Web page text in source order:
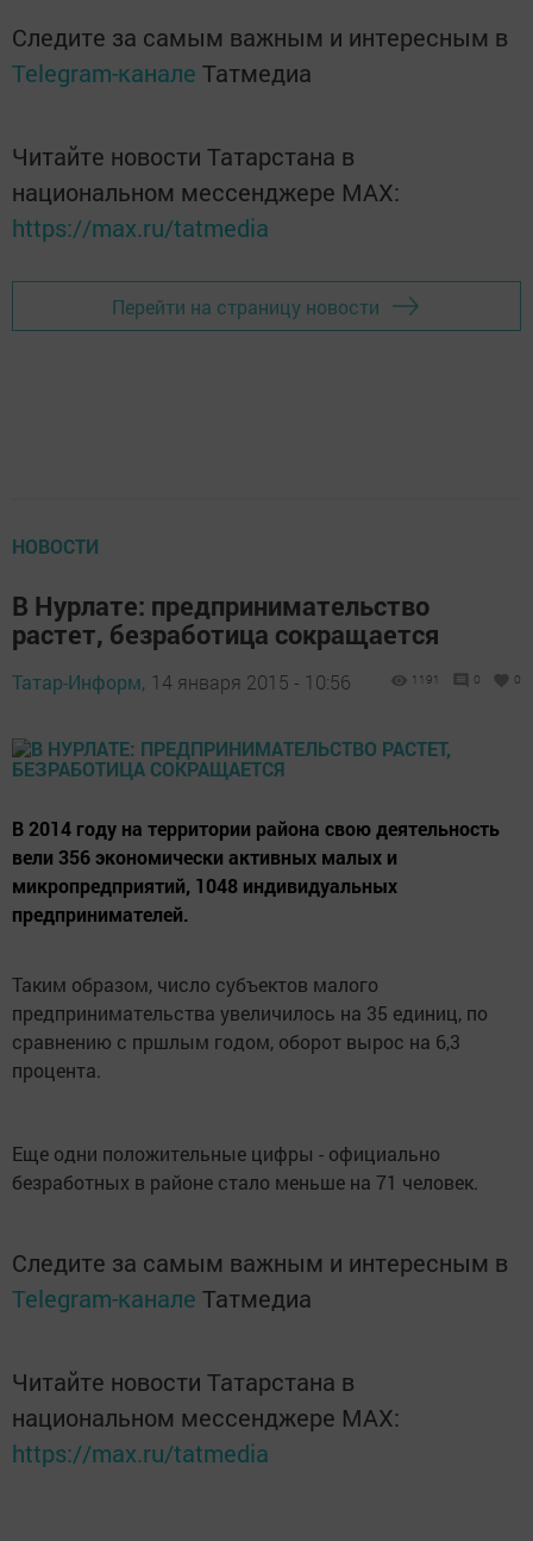
Следите за самым важным и интересным в
Telegram-канале Татмедиа
Читайте новости Татарстана в
национальном мессенджере MАХ:
https://max.ru/tatmedia
Перейти на страницу новости
НОВОСТИ
В Нурлате: предпринимательство
растет, безработица сокращается
Татар-Информ, 14 января 2015 - 10:56 1191 0 0
В 2014 году на территории района свою деятельность
вели 356 экономически активных малых и
микропредприятий, 1048 индивидуальных
предпринимателей.
Таким образом, число субъектов малого
предпринимательства увеличилось на 35 единиц, по
сравнению с пршлым годом, оборот вырос на 6,3
процента.
Еще одни положительные цифры - официально
безработных в районе стало меньше на 71 человек.
Следите за самым важным и интересным в
Telegram-канале Татмедиа
Читайте новости Татарстана в
национальном мессенджере MАХ:
https://max.ru/tatmedia